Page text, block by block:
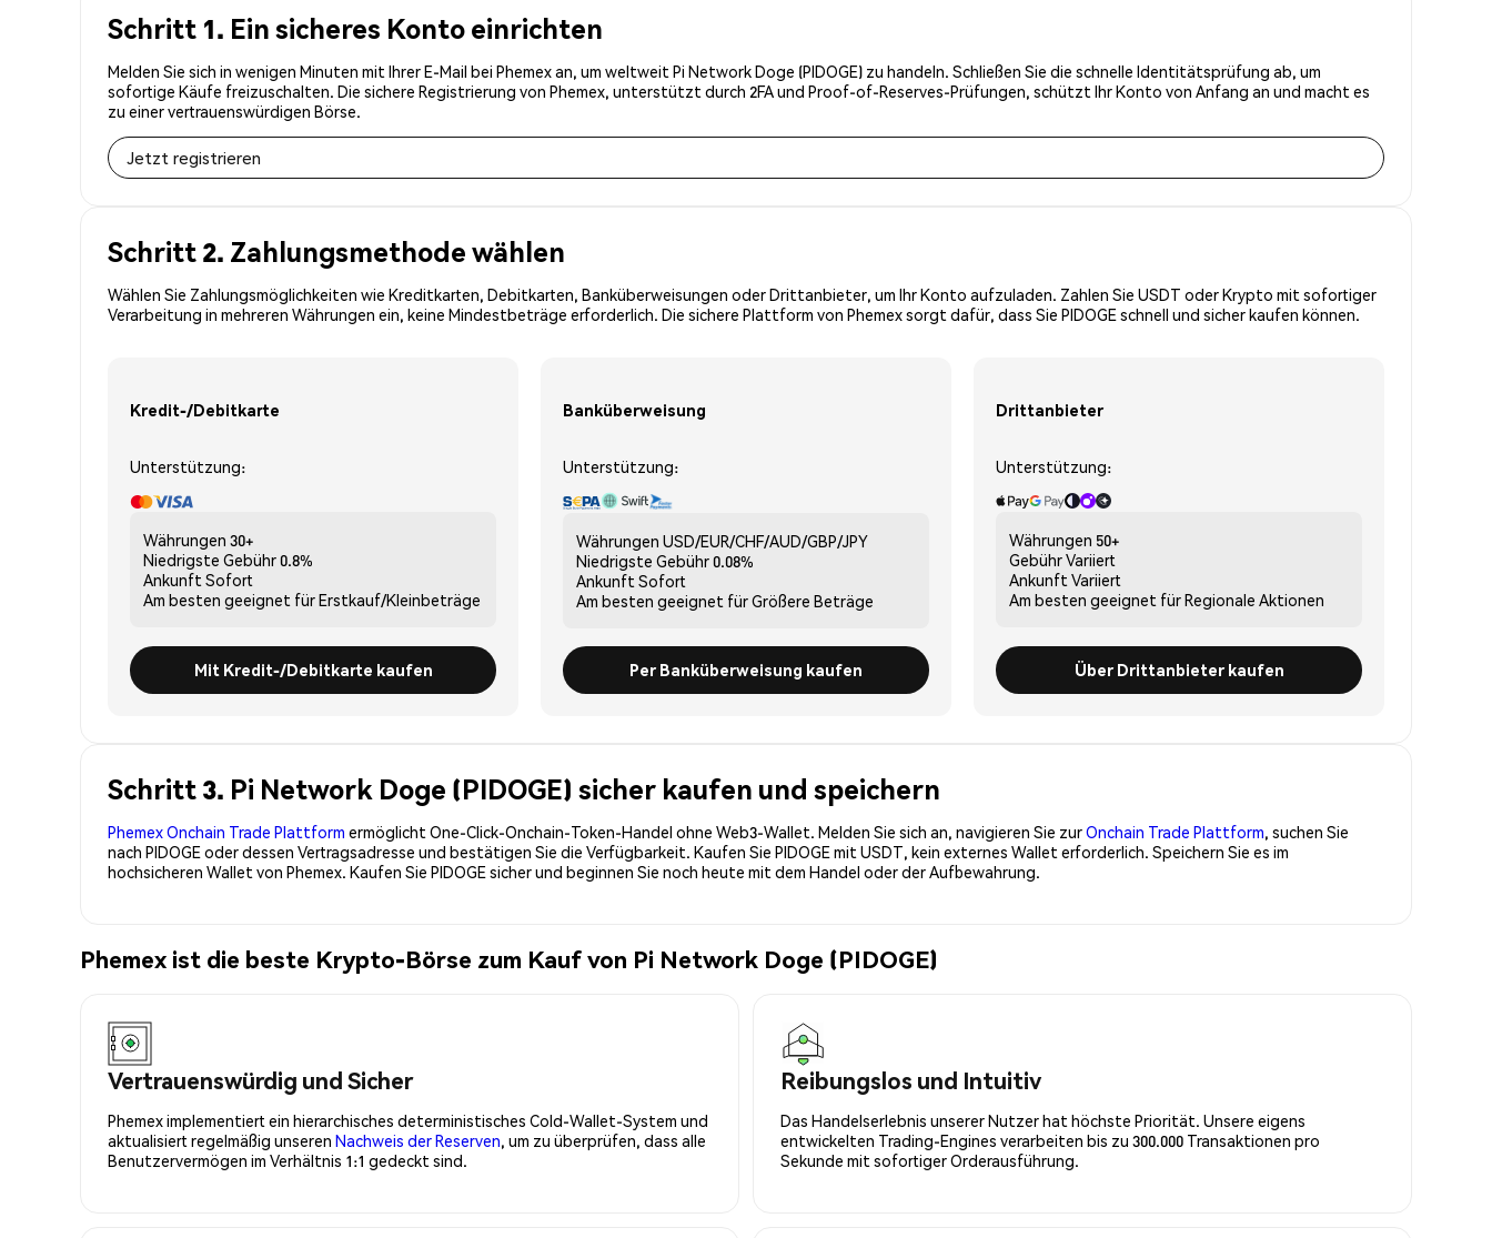
Schritt 1. Ein sicheres Konto einrichten
Melden Sie sich in wenigen Minuten mit Ihrer E-Mail bei Phemex an, um weltweit Pi Network Doge (PIDOGE) zu handeln. Schließen Sie die schnelle Identitätsprüfung ab, um
sofortige Käufe freizuschalten. Die sichere Registrierung von Phemex, unterstützt durch 2FA und Proof-of-Reserves-Prüfungen, schützt Ihr Konto von Anfang an und macht es
zu einer vertrauenswürdigen Börse.
Jetzt registrieren
Schritt 2. Zahlungsmethode wählen
Wählen Sie Zahlungsmöglichkeiten wie Kreditkarten, Debitkarten, Banküberweisungen oder Drittanbieter, um Ihr Konto aufzuladen. Zahlen Sie USDT oder Krypto mit sofortiger
Verarbeitung in mehreren Währungen ein, keine Mindestbeträge erforderlich. Die sichere Plattform von Phemex sorgt dafür, dass Sie PIDOGE schnell und sicher kaufen können.
Kredit-/Debitkarte
Unterstützung:
Währungen 30+
Niedrigste Gebühr0.8%
Ankunft Sofort
Am besten geeignet fürErstkauf/Kleinbeträge
Mit Kredit-/Debitkarte kaufen
Banküberweisung
Unterstützung:
Währungen USD/EUR/CHF/AUD/GBP/JPY
Niedrigste Gebühr0.08%
Ankunft Sofort
Am besten geeignet fürGrößere Beträge
Per Banküberweisung kaufen
Drittanbieter
Unterstützung:
Währungen 50+
GebührVariiert
Ankunft Variiert
Am besten geeignet fürRegionale Aktionen
Über Drittanbieter kaufen
Schritt 3. Pi Network Doge (PIDOGE) sicher kaufen und speichern
Phemex Onchain Trade Plattform ermöglicht One-Click-Onchain-Token-Handel ohne Web3-Wallet. Melden Sie sich an, navigieren Sie zurOnchain Trade Plattform, suchen Sie
nach PIDOGE oder dessen Vertragsadresse und bestätigen Sie die Verfügbarkeit. Kaufen Sie PIDOGE mit USDT, kein externes Wallet erforderlich. Speichern Sie es im
hochsicheren Wallet von Phemex. Kaufen Sie PIDOGE sicher und beginnen Sie noch heute mit dem Handel oder der Aufbewahrung.
Phemex ist die beste Krypto-Börse zum Kauf von Pi Network Doge (PIDOGE)
Vertrauenswürdig und Sicher
Phemex implementiert ein hierarchisches deterministisches Cold-Wallet-System und
aktualisiert regelmäßig unseren Nachweis der Reserven, um zu überprüfen, dass alle
Benutzervermögen im Verhältnis 1:1 gedeckt sind.
Reibungslos und Intuitiv
Das Handelserlebnis unserer Nutzer hat höchste Priorität. Unsere eigens
entwickelten Trading-Engines verarbeiten bis zu 300.000 Transaktionen pro
Sekunde mit sofortiger Orderausführung.